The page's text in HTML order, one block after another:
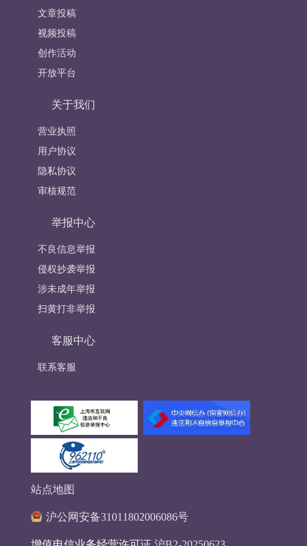
文章投稿
视频投稿
创作活动
开放平台
关于我们
营业执照
用户协议
隐私协议
审核规范
举报中心
不良信息举报
侵权抄袭举报
涉未成年举报
扫黄打非举报
客服中心
联系客服
站点地图
沪公网安备31011802006086号